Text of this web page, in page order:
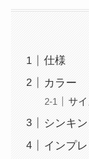
仕様
カラー
サ
シンキ
インプレ